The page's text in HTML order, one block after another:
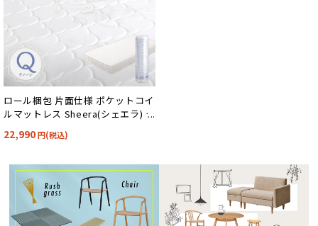
ロール梱包 片面仕様 ポケットコイ
ルマットレス Sheera(シェエラ) ク
22,990円(税込)